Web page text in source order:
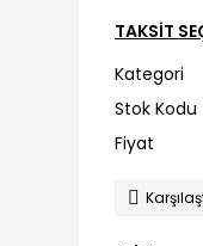
TAKSİT
Kategori
Stok Kodu
Fiyat